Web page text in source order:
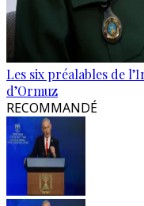
Les six préalables de
d’Ormuz
RECOMMANDÉ